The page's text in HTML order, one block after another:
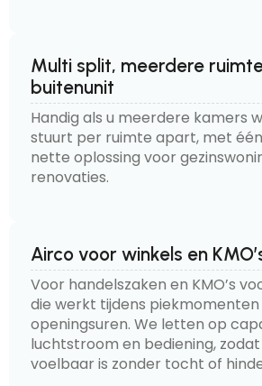
Multi split, meerdere
buitenunit
Handig als u meerdere kamers
stuurt per ruimte apart, met
nette oplossing voor
renovaties.
Airco voor winkels en
Voor handelszaken en KMO’s
die werkt tijdens piekmomenten
openingsuren. We letten op
luchtstroom en bediening,
voelbaar is zonder tocht of